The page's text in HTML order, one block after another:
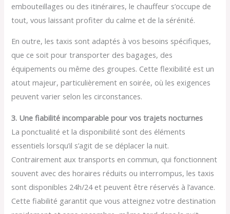
embouteillages ou des itinéraires, le chauffeur s’occupe de
tout, vous laissant profiter du calme et de la sérénité.
En outre, les taxis sont adaptés à vos besoins spécifiques,
que ce soit pour transporter des bagages, des
équipements ou même des groupes. Cette flexibilité est un
atout majeur, particulièrement en soirée, où les exigences
peuvent varier selon les circonstances.
3. Une fiabilité incomparable pour vos trajets nocturnes
La ponctualité et la disponibilité sont des éléments
essentiels lorsqu’il s’agit de se déplacer la nuit.
Contrairement aux transports en commun, qui fonctionnent
souvent avec des horaires réduits ou interrompus, les taxis
sont disponibles 24h/24 et peuvent être réservés à l’avance.
Cette fiabilité garantit que vous atteignez votre destination